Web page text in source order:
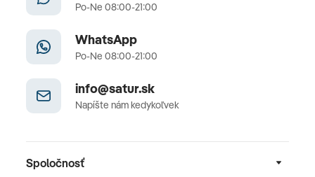
Po-Ne 08:00-21:00
WhatsApp
Po-Ne 08:00-21:00
info@satur.sk
Napíšte nám kedykoľvek
Spoločnosť